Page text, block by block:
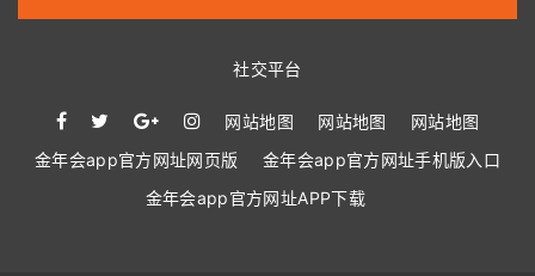
社交平台
网站地图 网站地图
网站地图
金年会app官方网址网页版
金年会app官方网址手机版入口
金年会app官方网址APP下载